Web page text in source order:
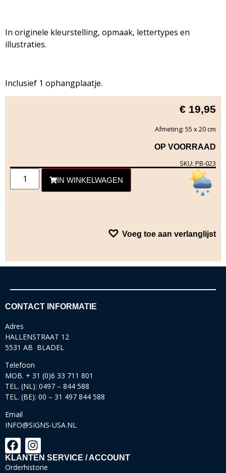
In originele kleurstelling, opmaak, lettertypes en
illustraties.
Inclusief 1 ophangplaatje.
€ 19,95
Afmeting: 55 x 20 cm
OP VOORRAAD
SKU: PB-023
IN WINKELWAGEN
Voeg toe aan verlanglijst
CONTACT INFORMATIE
Adres
HALLENSTRAAT 12
5531 AB BLADEL
Telefoon
MOB. + 31 (0)6 33 711 801
TEL. (NL): 0497 – 844 588
TEL. (BE): 00 – 31 497 844 588
Email
INFO@SIGNS-USA.NL
KLANTEN SERVICE / ACCOUNT
Orderhistorie